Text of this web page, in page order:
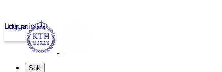
kth.se
Logga in
Sök